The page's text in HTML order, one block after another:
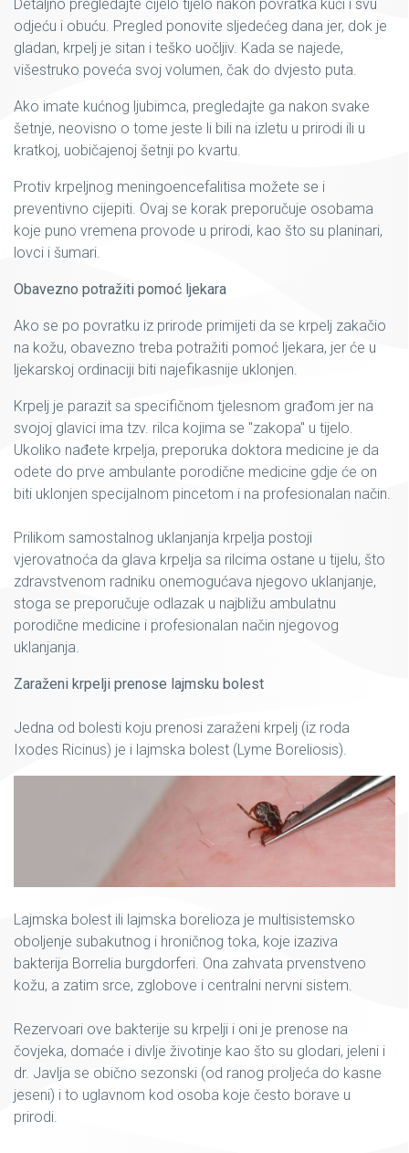
Detaljno pregledajte cijelo tijelo nakon povratka kući i svu
odjeću i obuću. Pregled ponovite sljedećeg dana jer, dok je
gladan, krpelj je sitan i teško uočljiv. Kada se najede,
višestruko poveća svoj volumen, čak do dvjesto puta.
Ako imate kućnog ljubimca, pregledajte ga nakon svake
šetnje, neovisno o tome jeste li bili na izletu u prirodi ili u
kratkoj, uobičajenoj šetnji po kvartu.
Protiv krpeljnog meningoencefalitisa možete se i
preventivno cijepiti. Ovaj se korak preporučuje osobama
koje puno vremena provode u prirodi, kao što su planinari,
lovci i šumari.
Obavezno potražiti pomoć ljekara
Ako se po povratku iz prirode primijeti da se krpelj zakačio
na kožu, obavezno treba potražiti pomoć ljekara, jer će u
ljekarskoj ordinaciji biti najefikasnije uklonjen.
Krpelj je parazit sa specifičnom tjelesnom građom jer na
svojoj glavici ima tzv. rilca kojima se "zakopa" u tijelo.
Ukoliko nađete krpelja, preporuka doktora medicine je da
odete do prve ambulante porodične medicine gdje će on
biti uklonjen specijalnom pincetom i na profesionalan način.
Prilikom samostalnog uklanjanja krpelja postoji
vjerovatnoća da glava krpelja sa rilcima ostane u tijelu, što
zdravstvenom radniku onemogućava njegovo uklanjanje,
stoga se preporučuje odlazak u najbližu ambulatnu
porodične medicine i profesionalan način njegovog
uklanjanja.
Zaraženi krpelji prenose lajmsku bolest
Jedna od bolesti koju prenosi zaraženi krpelj (iz roda
Ixodes Ricinus) je i lajmska bolest (Lyme Boreliosis).
Lajmska bolest ili lajmska borelioza je multisistemsko
oboljenje subakutnog i hroničnog toka, koje izaziva
bakterija Borrelia burgdorferi. Ona zahvata prvenstveno
kožu, a zatim srce, zglobove i centralni nervni sistem.
Rezervoari ove bakterije su krpelji i oni je prenose na
čovjeka, domaće i divlje životinje kao što su glodari, jeleni i
dr. Javlja se obično sezonski (od ranog proljeća do kasne
jeseni) i to uglavnom kod osoba koje često borave u
prirodi.